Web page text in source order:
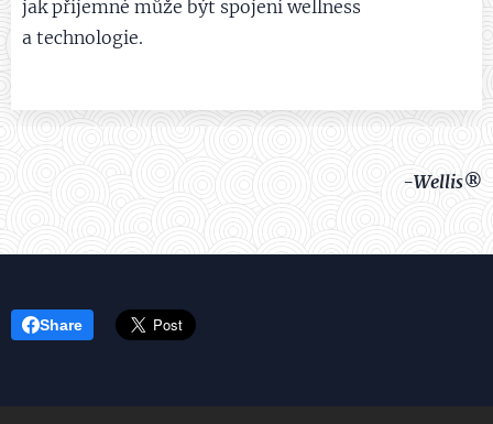
jak příjemné může být spojení wellness
a technologie.
-Wellis®
Share